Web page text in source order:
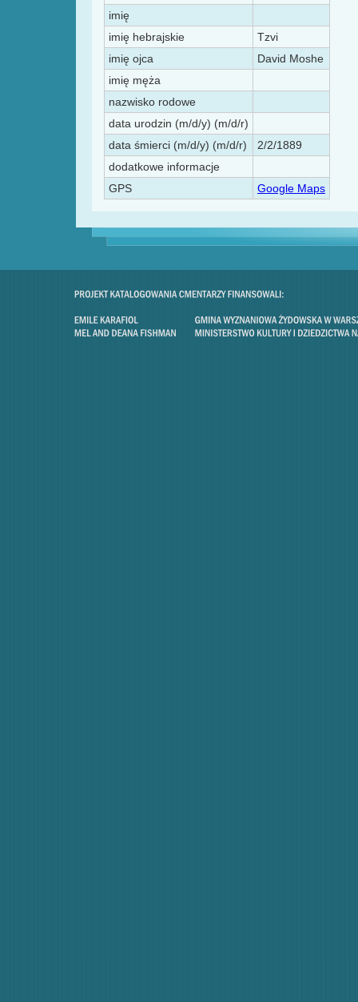
imię
imię hebrajskie
Tzvi
imię ojca
David Moshe
imię męża
nazwisko rodowe
data urodzin (m/d/y) (m/d/r)
data śmierci (m/d/y) (m/d/r)
2/2/1889
dodatkowe informacje
GPS
Google Maps